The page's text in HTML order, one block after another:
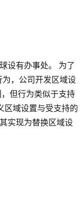
设有办事处。 为了
，公司开发区域设
但行为类似于支持
区域设置与受支持的
实现为替换区域设